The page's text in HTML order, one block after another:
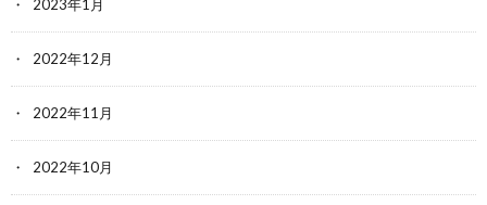
2023年1月
2022年12月
2022年11月
2022年10月